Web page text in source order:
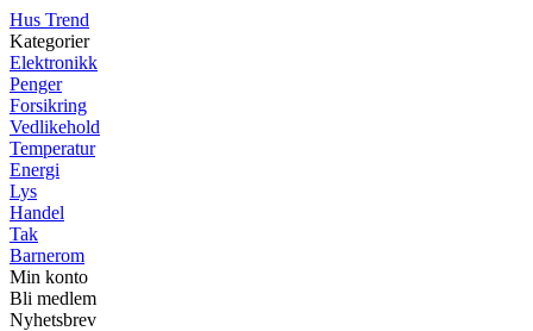
Hus Trend
Kategorier
Elektronikk
Penger
Forsikring
Vedlikehold
Temperatur
Energi
Lys
Handel
Tak
Barnerom
Min konto
Bli medlem
Nyhetsbrev